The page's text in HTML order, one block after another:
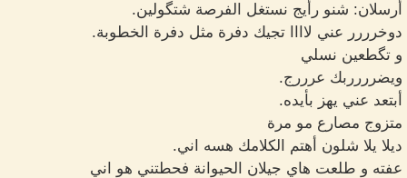
أرسلان: شنو رأيج نستغل الفرصة شتگولين.
دوخرررر عني لاااا تجيك دفرة مثل دفرة الخطوبة.
و تگطعين نسلي
ويضرررربك عرررج.
أبتعد عني يهز بأيده.
متزوج مصارع مو مرة
ديلا يلا شلون أهتم الكلامك هسه اني.
عفته و طلعت هاي جيلان الحيوانة فحطتني هو اني